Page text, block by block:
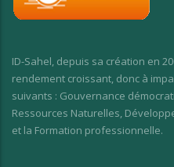
ID-Sahel, depuis sa création en
rendement croissant, donc à
suivants : Gouvernance
Ressources Naturelles,
et la Formation professionnelle.